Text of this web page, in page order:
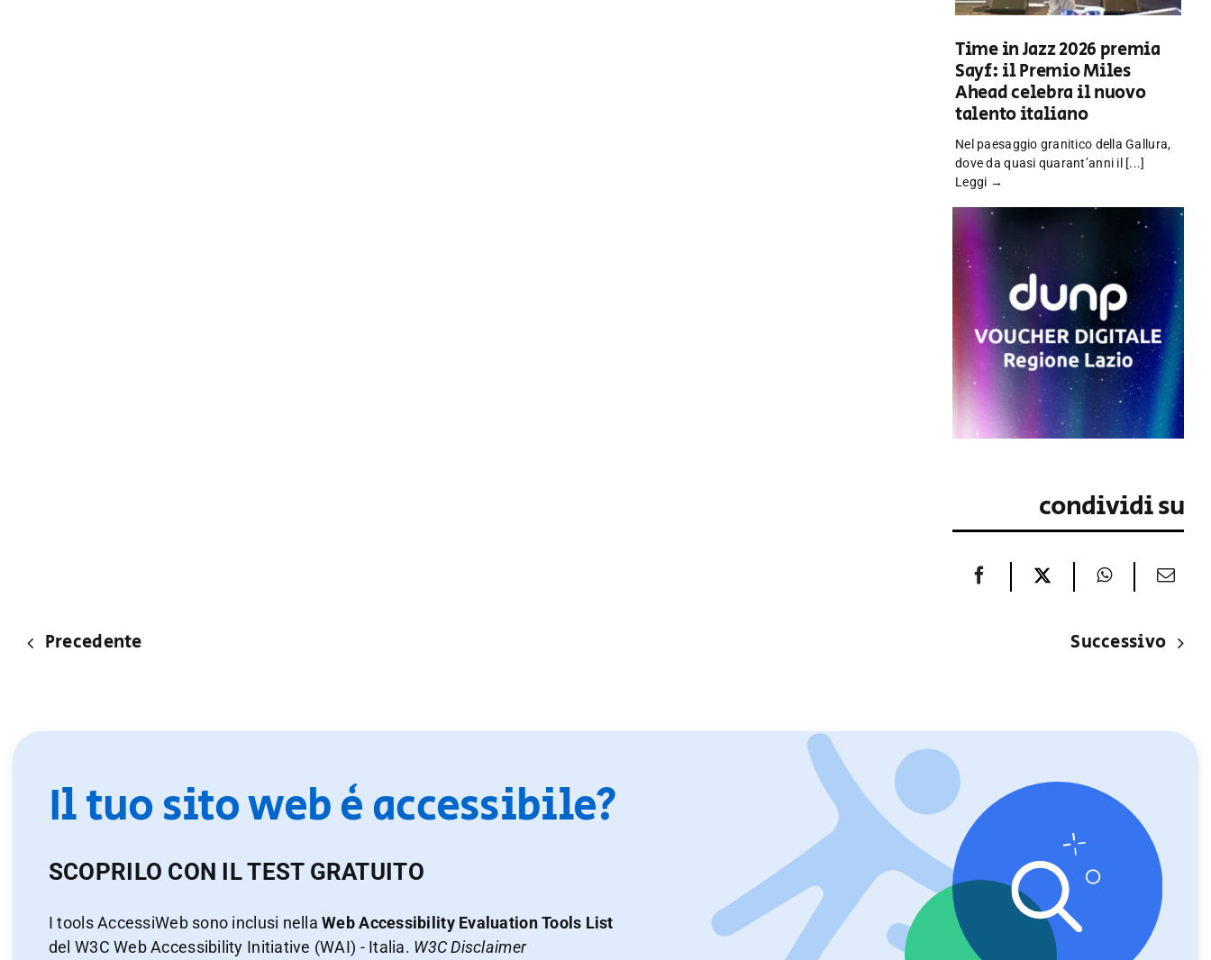
Time in Jazz 2026 premia
Sayf: il Premio Miles
Ahead celebra il nuovo
talento italiano
Nel paesaggio granitico della Gallura,
dove da quasi quarant’anni il [...]
Leggi →
condividi su
Precedente Successivo
Il tuo sito web è accessibile?
SCOPRILO CON IL TEST GRATUITO
I tools AccessiWeb sono inclusi nellaWeb Accessibility Evaluation Tools List
del W3C Web Accessibility Initiative (WAI) - Italia. W3C Disclaimer